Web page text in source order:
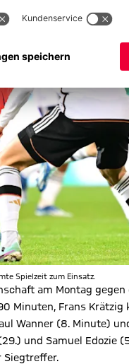
Spielzeit zum Einsatz.
am Montag
Minuten, Frans Krätzig
Wanner (8. Minute)
und Samuel Edozie
Siegtreffer.